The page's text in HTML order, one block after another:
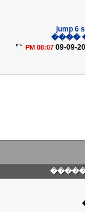
jump 6
����
09-09-
08:07 PM
���